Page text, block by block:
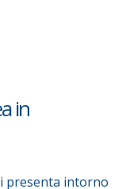
in
presenta intorno